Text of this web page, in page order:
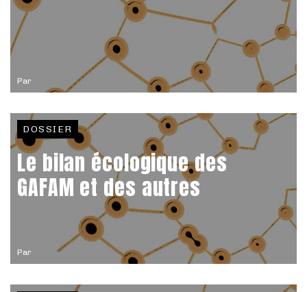
Par
Par
DOSSIER
Le bilan écologique des
GAFAM et des autres